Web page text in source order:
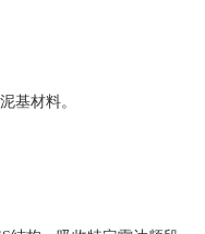
基材料。